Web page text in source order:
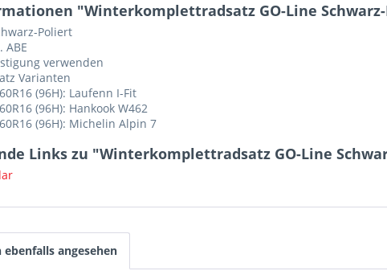
"Winterkomplettradsatz GO-Line
Poliert
ABE
verwenden
Varianten
(96H): Laufenn I-Fit
(96H): Hankook W462
(96H): Michelin Alpin 7
Links zu "Winterkomplettradsatz GO-Line
angesehen